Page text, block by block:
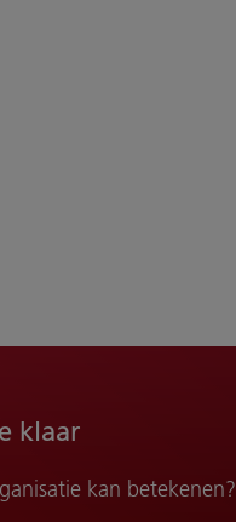
klaar
kan betekenen?